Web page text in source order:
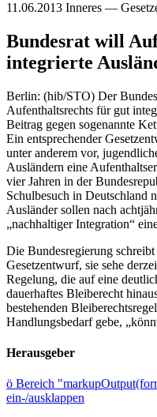
11.06.2013 Inneres —
Bundesrat will
integrierte
Berlin: (hib/STO) Der
Aufenthaltsrechts für gut
Beitrag gegen sogenannte
Ein entsprechender
unter anderem vor,
Ausländern eine
vier Jahren in der
Schulbesuch in Deutschland
Ausländer sollen nach
„nachhaltiger Integration“
Die Bundesregierung
Gesetzentwurf, sie sehe
Regelung, die auf eine
dauerhaftes Bleiberecht
bestehenden
Handlungsbedarf gebe,
Herausgeber
ö Bereich
ein-/ausklappen